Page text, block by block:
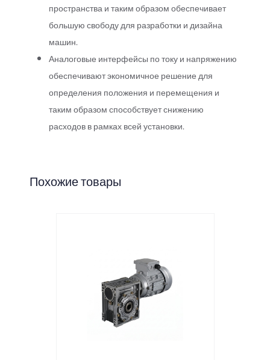
пространства и таким образом обеспечивает
большую свободу для разработки и дизайна
машин.
Аналоговые интерфейсы по току и напряжению
обеспечивают экономичное решение для
определения положения и перемещения и
таким образом способствует снижению
расходов в рамках всей установки.
Похожие товары